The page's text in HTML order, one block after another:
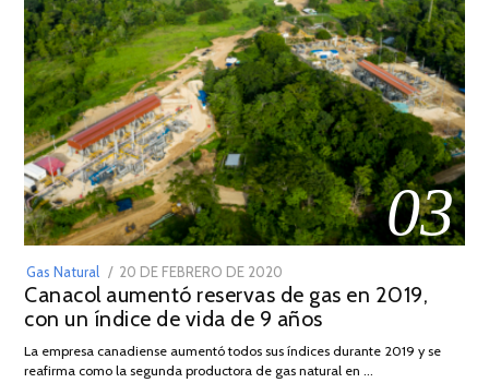
03
Gas Natural
POSTED
ON
20 DE FEBRERO DE 2020
DE
JULIO
2025
Canacol aumentó reservas de gas en 2019,
con un índice de vida de 9 años
La empresa canadiense aumentó todos sus índices durante 2019 y se
reafirma como la segunda productora de gas natural en …